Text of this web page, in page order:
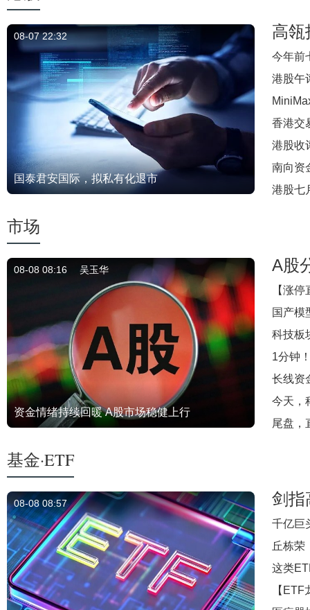
08-07 22:32
国泰君安国际，拟私有化退市
高瓴
今年前
港股午
香港交
港股收
南向资
港股七
市场
08-08 08:16 吴玉华
资金情绪持续回暖 A股市场稳健上行
A股
【涨
国产模
科技板
1分钟
长线资
今天，
尾盘，
基金·ETF
08-08 08:57 剑指
千亿巨
丘栋荣
这类
【